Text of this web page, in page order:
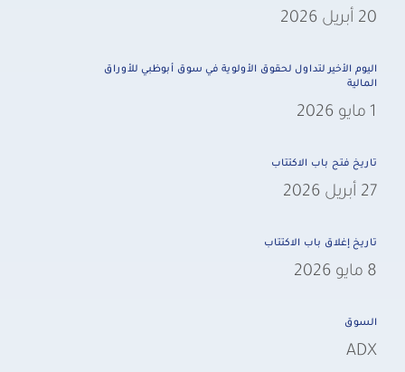
20 أبريل 2026
اليوم الأخير لتداول لحقوق الأولوية في سوق أبوظبي للأوراق
المالية
1 مايو 2026
تاريخ فتح باب الاكتتاب
27 أبريل 2026
تاريخ إغلاق باب الاكتتاب
8 مايو 2026
السوق
ADX